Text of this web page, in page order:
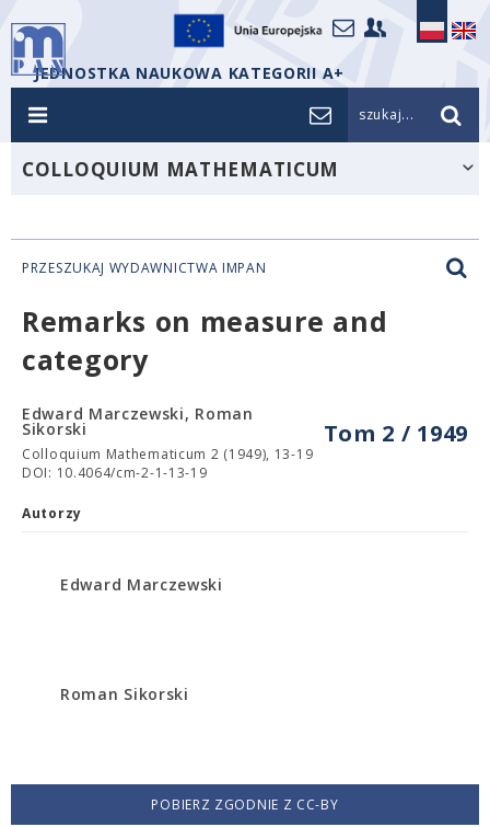
JEDNOSTKA NAUKOWA KATEGORII A+
szukaj...
COLLOQUIUM MATHEMATICUM
PRZESZUKAJ WYDAWNICTWA IMPAN
Remarks on measure and
category
Tom 2 / 1949
Edward Marczewski, Roman
Sikorski
Colloquium Mathematicum 2 (1949), 13-19
DOI: 10.4064/cm-2-1-13-19
Autorzy
Edward Marczewski
Roman Sikorski
POBIERZ ZGODNIE Z CC-BY